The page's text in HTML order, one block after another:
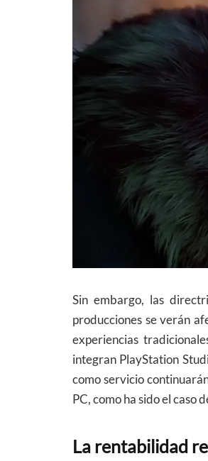
Sin embargo, las
producciones se verán
experiencias
integran PlayStation
como servicio
PC, como ha sido el caso
La rentabilidad